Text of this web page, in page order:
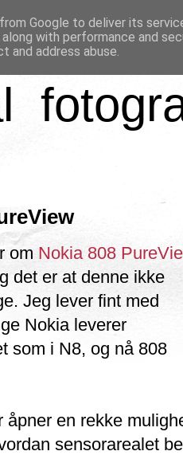
om Nokia 808
det er at denne ikke
Jeg lever fint med
Nokia leverer
som i N8, og nå 808
åpner en rekke
sensorarealet
Google to deliver its
along with performance and
and address abuse.